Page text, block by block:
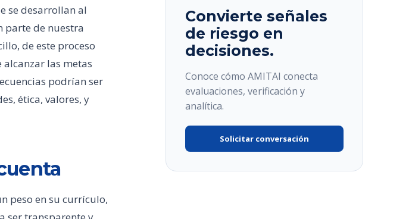
se desarrollan al
parte de nuestra
de este proceso
las metas
podrían ser
ética, valores, y
peso en su currículo,
Convierte señales
de riesgo en
decisiones.
Conoce cómo AMITAI conecta
evaluaciones, verificación y
analítica.
Solicitar conversación